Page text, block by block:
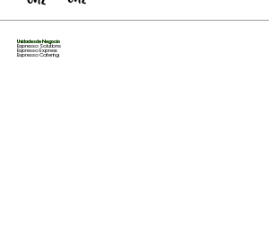
Unidades de Negocio
Espresso Solutions
Espresso Express
Espresso Catering